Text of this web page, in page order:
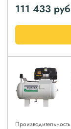
111 433 руб
Производительность